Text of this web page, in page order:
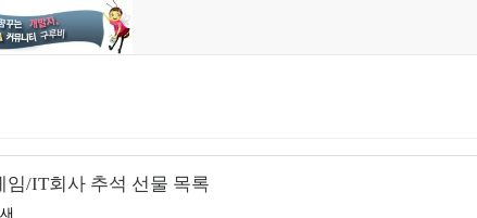
임/IT회사 추석 선물 목록